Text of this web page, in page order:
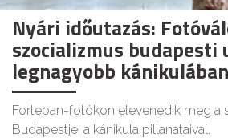
Nyári időutazás:
szocializmus budapesti
legnagyobb kánikulában
Fortepan-fotókon elevenedik meg a
Budapestje, a kánikula pillanataival.